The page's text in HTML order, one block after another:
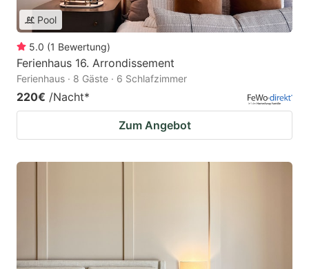
Pool
5.0 (1 Bewertung)
Ferienhaus 16. Arrondissement
Ferienhaus · 8 Gäste · 6 Schlafzimmer
220€ /Nacht*
Zum Angebot